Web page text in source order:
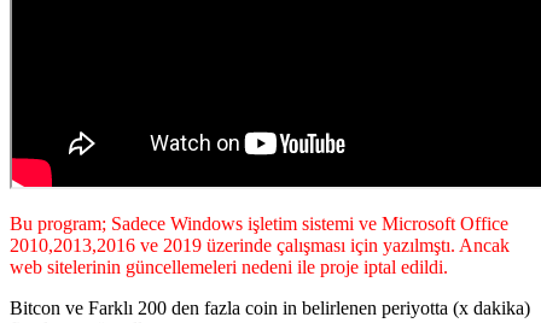
Bu program; Sadece Windows işletim sistemi ve Microsoft Office
2010,2013,2016 ve 2019 üzerinde çalışması için yazılmştı. Ancak
web sitelerinin güncellemeleri nedeni ile proje iptal edildi.
Bitcon ve Farklı 200 den fazla coin in belirlenen periyotta (x dakika)